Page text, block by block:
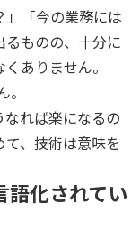
」「今の業務には
ものの、十分に
ありません。
なれば楽になるの
て、技術は意味を
化されてい